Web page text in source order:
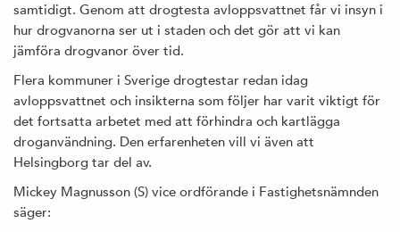
samtidigt. Genom att drogtesta avloppsvattnet får vi insyn i
hur drogvanorna ser ut i staden och det gör att vi kan
jämföra drogvanor över tid.
Flera kommuner i Sverige drogtestar redan idag
avloppsvattnet och insikterna som följer har varit viktigt för
det fortsatta arbetet med att förhindra och kartlägga
droganvändning. Den erfarenheten vill vi även att
Helsingborg tar del av.
Mickey Magnusson (S) vice ordförande i Fastighetsnämnden
säger: